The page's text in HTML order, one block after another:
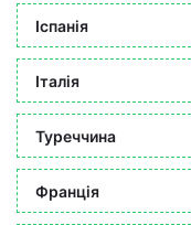
Іспанія
Італія
Туреччина
Франція